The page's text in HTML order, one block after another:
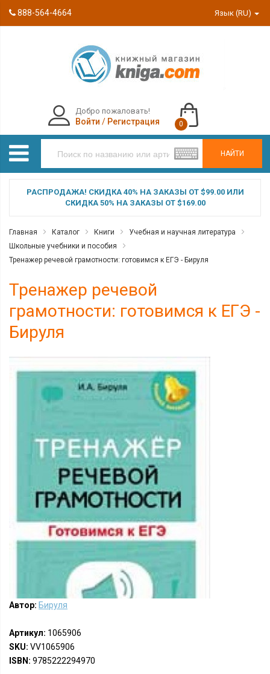
888-564-4664 Язык (RU)
НАЙТИ
Добро пожаловать!
Войти / Регистрация 0
РАСПРОДАЖА! СКИДКА 40% НА ЗАКАЗЫ ОТ $99.00 ИЛИ
СКИДКА 50% НА ЗАКАЗЫ ОТ $169.00
Главная Каталог Книги
Учебная и научная литература
Школьные учебники и пособия
Тренажер речевой грамотности: готовимся к ЕГЭ - Бируля
Тренажер речевой
грамотности: готовимся к ЕГЭ -
Бируля
Автор: Бируля
Артикул: 1065906
SKU: VV1065906
ISBN: 9785222294970